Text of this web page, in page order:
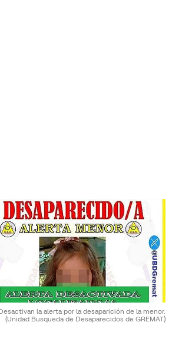
la alerta por la desaparición de la menor.
(Unidad Busqueda de Desaparecidos de GREMAT)